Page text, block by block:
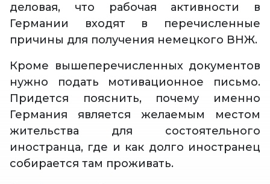
деловая, что рабочая активности в
Германии входят в перечисленные
причины для получения немецкого ВНЖ.
Кроме вышеперечисленных документов
нужно подать мотивационное письмо.
Придется пояснить, почему именно
Германия является желаемым местом
жительства для состоятельного
иностранца, где и как долго иностранец
собирается там проживать.